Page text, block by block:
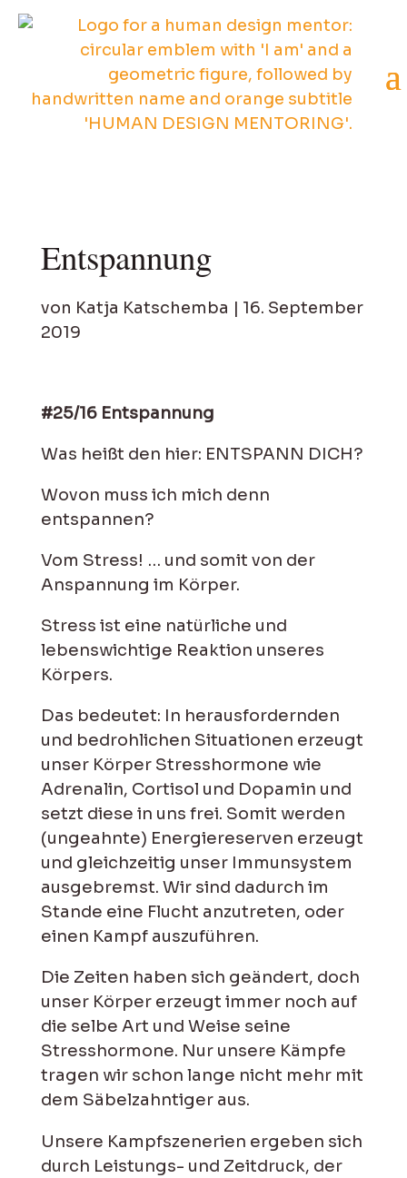
Entspannung
von Katja Katschemba | 16. September
2019
#25/16 Entspannung
Was heißt den hier: ENTSPANN DICH?
Wovon muss ich mich denn
entspannen?
Vom Stress! … und somit von der
Anspannung im Körper.
Stress ist eine natürliche und
lebenswichtige Reaktion unseres
Körpers.
Das bedeutet: In herausfordernden
und bedrohlichen Situationen erzeugt
unser Körper Stresshormone wie
Adrenalin, Cortisol und Dopamin und
setzt diese in uns frei. Somit werden
(ungeahnte) Energiereserven erzeugt
und gleichzeitig unser Immunsystem
ausgebremst. Wir sind dadurch im
Stande eine Flucht anzutreten, oder
einen Kampf auszuführen.
Die Zeiten haben sich geändert, doch
unser Körper erzeugt immer noch auf
die selbe Art und Weise seine
Stresshormone. Nur unsere Kämpfe
tragen wir schon lange nicht mehr mit
dem Säbelzahntiger aus.
Unsere Kampfszenerien ergeben sich
durch Leistungs- und Zeitdruck, der